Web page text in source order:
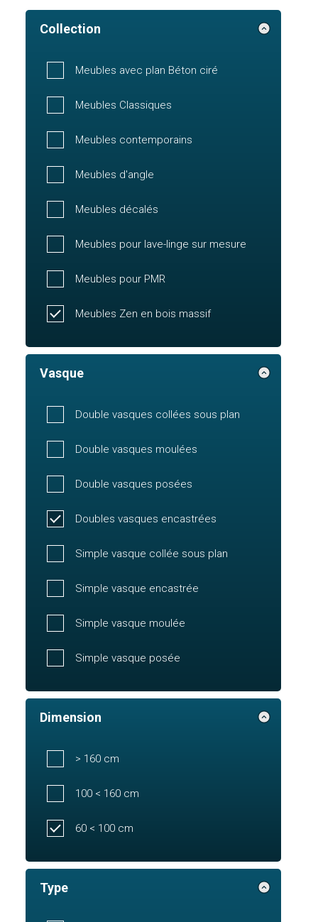
Collection
Meubles avec plan Béton ciré
Meubles Classiques
Meubles contemporains
Meubles d'angle
Meubles décalés
Meubles pour lave-linge sur mesure
Meubles pour PMR
Meubles Zen en bois massif
Vasque
Double vasques collées sous plan
Double vasques moulées
Double vasques posées
Doubles vasques encastrées
Simple vasque collée sous plan
Simple vasque encastrée
Simple vasque moulée
Simple vasque posée
Dimension
> 160 cm
100 < 160 cm
60 < 100 cm
Type